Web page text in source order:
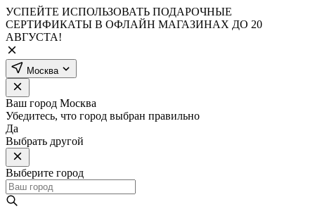
УСПЕЙТЕ ИСПОЛЬЗОВАТЬ ПОДАРОЧНЫЕ
СЕРТИФИКАТЫ В ОФЛАЙН МАГАЗИНАХ ДО 20
АВГУСТА!
Москва
Ваш город Москва
Убедитесь, что город выбран правильно
Да
Выбрать другой
Выберите город